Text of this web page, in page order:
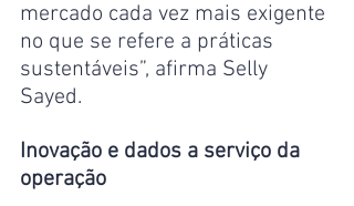
mercado cada vez mais exigente
no que se refere a práticas
sustentáveis”, afirma Selly
Sayed.
Inovação e dados a serviço da
operação